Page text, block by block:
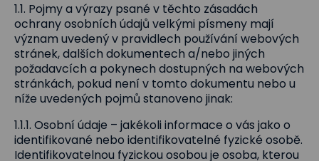
1.1. Pojmy a výrazy psané v těchto zásadách
ochrany osobních údajů velkými písmeny mají
význam uvedený v pravidlech používání webových
stránek, dalších dokumentech a/nebo jiných
požadavcích a pokynech dostupných na webových
stránkách, pokud není v tomto dokumentu nebo u
níže uvedených pojmů stanoveno jinak:
1.1.1. Osobní údaje – jakékoli informace o vás jako o
identifikované nebo identifikovatelné fyzické osobě.
Identifikovatelnou fyzickou osobou je osoba, kterou